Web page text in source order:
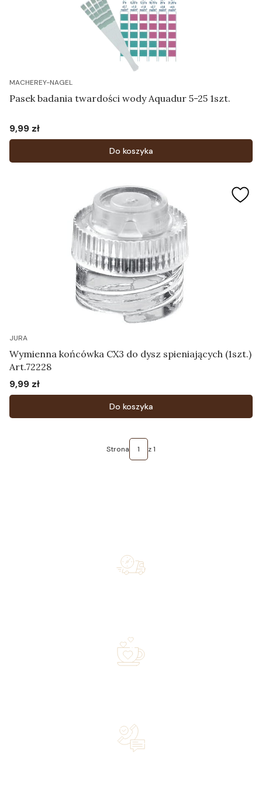
MACHEREY-NAGEL
Pasek badania twardości wody Aquadur 5-25 1szt.
Cena
9,99 zł
Do koszyka
JURA
Wymienna końcówka CX3 do dysz spieniających (1szt.)
Art.72228
Cena
9,99 zł
Do koszyka
Strona z 1